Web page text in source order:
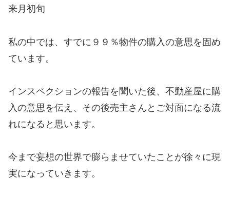
来月初旬
私の中では、すでに９９％物件の購入の意思を固め
ています。
インスペクションの報告を聞いた後、不動産屋に購
入の意思を伝え、その後売主さんとご対面になる流
れになると思います。
今まで妄想の世界で膨らませていたことが徐々に現
実になっていきます。